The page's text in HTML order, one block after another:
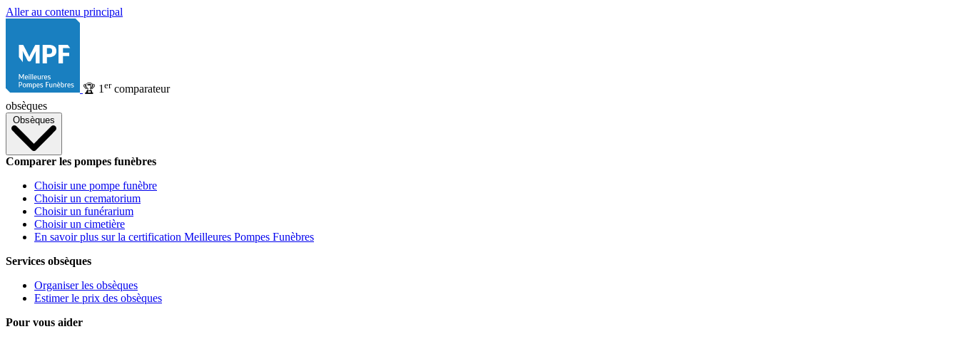
Aller au contenu principal
🏆 1 ercomparateur
obsèques
Obsèques
Comparer les pompes funèbres
Choisir une pompe funèbre
Choisir un crematorium
Choisir un funérarium
Choisir un cimetière
En savoir plus sur la certification Meilleures Pompes Funèbres
Services obsèques
Organiser les obsèques
Estimer le prix des obsèques
Pour vous aider